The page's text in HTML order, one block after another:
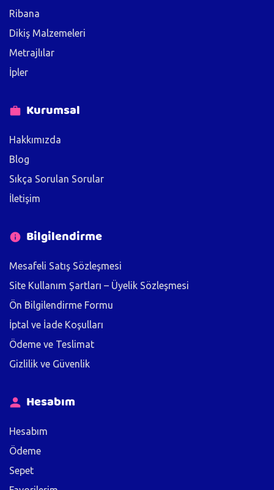
Ribana
Dikiş Malzemeleri
Metrajlılar
İpler
Kurumsal
Hakkımızda
Blog
Sıkça Sorulan Sorular
İletişim
Bilgilendirme
Mesafeli Satış Sözleşmesi
Site Kullanım Şartları – Üyelik Sözleşmesi
Ön Bilgilendirme Formu
İptal ve İade Koşulları
Ödeme ve Teslimat
Gizlilik ve Güvenlik
Hesabım
Hesabım
Ödeme
Sepet